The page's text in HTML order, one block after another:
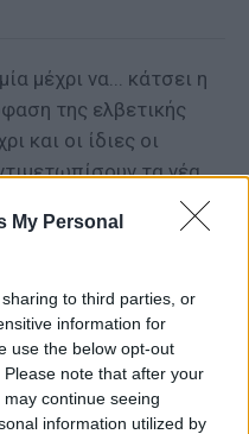
My Personal
to third parties, or
information for
use the below opt-out
note that after your
continue seeing
information utilized by
μέχρι να... κάτσει η
της ελβετικής
και οι ίδιες οι
τα νέα